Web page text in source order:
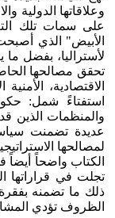
وعلاقاتها الدولية
على سمات تلك
الأبيض" الذي
لأستراليا، بفضل
تحقق مصالحها
الاقتصادية،
استفتاءً شمل:
والمنظمات الذين
عديدة تضمنت
لمصالحها
الكتاب واضحاً
تجلت في قراراتها
ذلك ما تضمنه بفقرة
الظروف تؤدي